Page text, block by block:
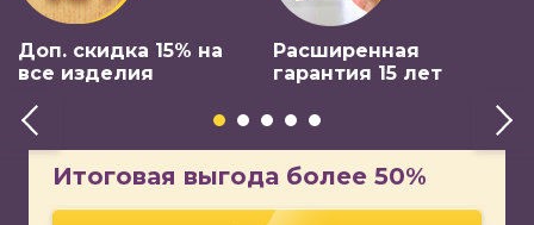
Доп. скидка 15% на
все изделия
Расширенная
гарантия 15 лет
Итоговая выгода более 50%